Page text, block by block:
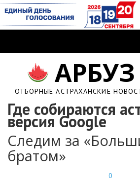
АРБУЗ
ОТБОРНЫЕ АСТРАХАНСКИЕ
Где собираются
версия Google
Следим за
братом»
0